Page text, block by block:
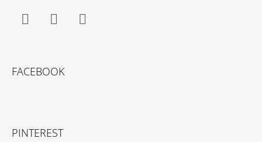
FACEBOOK
PINTEREST